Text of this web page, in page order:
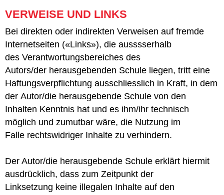
VERWEISE UND LINKS
Bei direkten oder indirekten Verweisen auf fremde
Internetseiten («Links»), die ausssserhalb
des Verantwortungsbereiches des
Autors/der herausgebenden Schule liegen, tritt eine
Haftungsverpflichtung ausschliesslich in Kraft, in dem
der Autor/die herausgebende Schule von den
Inhalten Kenntnis hat und es ihm/ihr technisch
möglich und zumutbar wäre, die Nutzung im
Falle rechtswidriger Inhalte zu verhindern.
Der Autor/die herausgebende Schule erklärt hiermit
ausdrücklich, dass zum Zeitpunkt der
Linksetzung keine illegalen Inhalte auf den